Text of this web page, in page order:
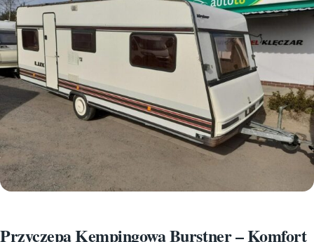
Przyczepa Kempingowa Burstner – Komfort